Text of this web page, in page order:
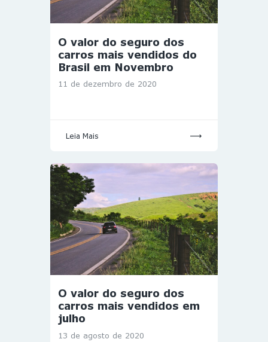
O valor do seguro dos
carros mais vendidos do
Brasil em Novembro
11 de dezembro de 2020
Leia Mais
O valor do seguro dos
carros mais vendidos em
julho
13 de agosto de 2020